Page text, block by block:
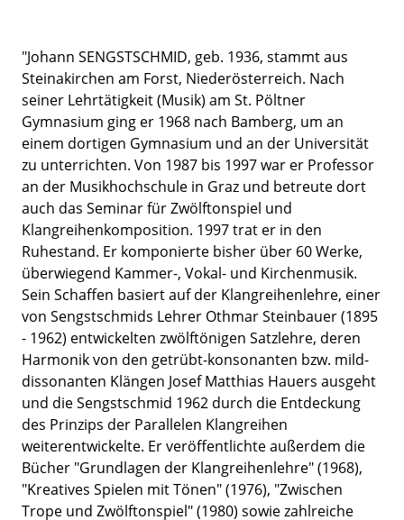
"Johann SENGSTSCHMID, geb. 1936, stammt aus
Steinakirchen am Forst, Niederösterreich. Nach
seiner Lehrtätigkeit (Musik) am St. Pöltner
Gymnasium ging er 1968 nach Bamberg, um an
einem dortigen Gymnasium und an der Universität
zu unterrichten. Von 1987 bis 1997 war er Professor
an der Musikhochschule in Graz und betreute dort
auch das Seminar für Zwölftonspiel und
Klangreihenkomposition. 1997 trat er in den
Ruhestand. Er komponierte bisher über 60 Werke,
überwiegend Kammer-, Vokal- und Kirchenmusik.
Sein Schaffen basiert auf der Klangreihenlehre, einer
von Sengstschmids Lehrer Othmar Steinbauer (1895
- 1962) entwickelten zwölftönigen Satzlehre, deren
Harmonik von den getrübt-konsonanten bzw. mild-
dissonanten Klängen Josef Matthias Hauers ausgeht
und die Sengstschmid 1962 durch die Entdeckung
des Prinzips der Parallelen Klangreihen
weiterentwickelte. Er veröffentlichte außerdem die
Bücher "Grundlagen der Klangreihenlehre" (1968),
"Kreatives Spielen mit Tönen" (1976), "Zwischen
Trope und Zwölftonspiel" (1980) sowie zahlreiche